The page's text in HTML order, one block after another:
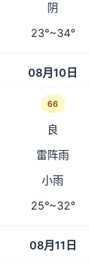
阴
23°~34°
08月10日
66
良
雷阵雨
小雨
25°~32°
08月11日